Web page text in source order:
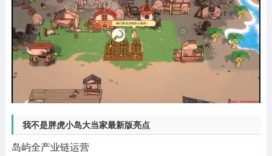
我不是胖虎小岛大当家最新版亮点
岛屿全产业链运营